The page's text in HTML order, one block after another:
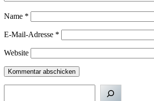
Name *
E-Mail-Adresse *
Website